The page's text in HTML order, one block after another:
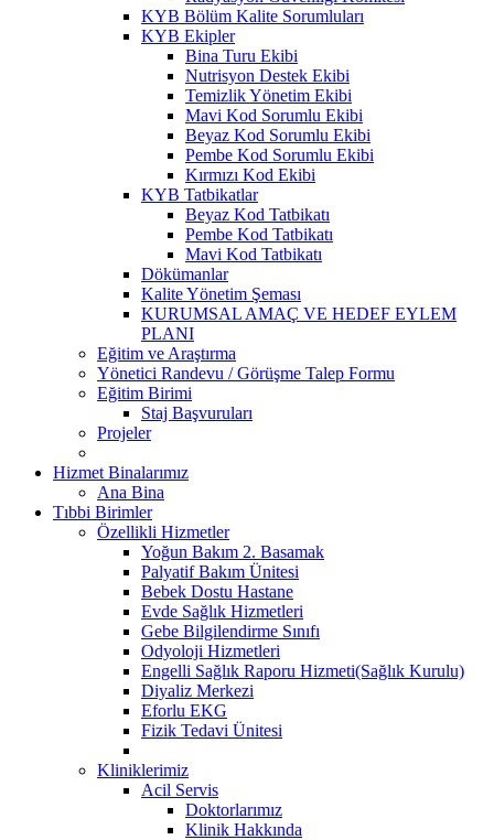
KYB Bölüm Kalite Sorumluları
KYB Ekipler
Bina Turu Ekibi
Nutrisyon Destek Ekibi
Temizlik Yönetim Ekibi
Mavi Kod Sorumlu Ekibi
Beyaz Kod Sorumlu Ekibi
Pembe Kod Sorumlu Ekibi
Kırmızı Kod Ekibi
KYB Tatbikatlar
Beyaz Kod Tatbikatı
Pembe Kod Tatbikatı
Mavi Kod Tatbikatı
Dökümanlar
Kalite Yönetim Şeması
KURUMSAL AMAÇ VE HEDEF EYLEM
PLANI
Eğitim ve Araştırma
Yönetici Randevu / Görüşme Talep Formu
Eğitim Birimi
Staj Başvuruları
Projeler
Hizmet Binalarımız
Ana Bina
Tıbbi Birimler
Özellikli Hizmetler
Yoğun Bakım 2. Basamak
Palyatif Bakım Ünitesi
Bebek Dostu Hastane
Evde Sağlık Hizmetleri
Gebe Bilgilendirme Sınıfı
Odyoloji Hizmetleri
Engelli Sağlık Raporu Hizmeti(Sağlık Kurulu)
Diyaliz Merkezi
Eforlu EKG
Fizik Tedavi Ünitesi
Kliniklerimiz
Acil Servis
Doktorlarımız
Klinik Hakkında